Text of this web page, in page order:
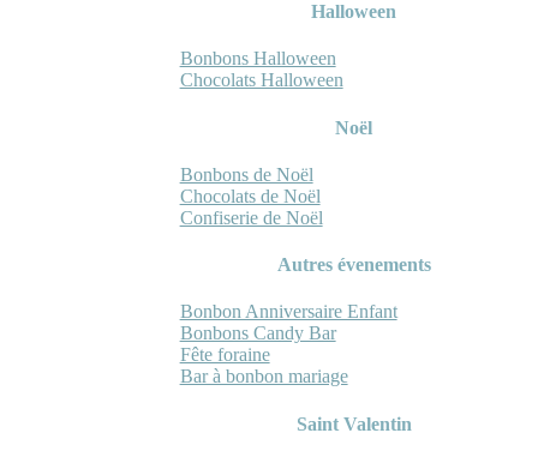
Halloween
Bonbons Halloween
Chocolats Halloween
Noël
Bonbons de Noël
Chocolats de Noël
Confiserie de Noël
Autres évenements
Bonbon Anniversaire Enfant
Bonbons Candy Bar
Fête foraine
Bar à bonbon mariage
Saint Valentin